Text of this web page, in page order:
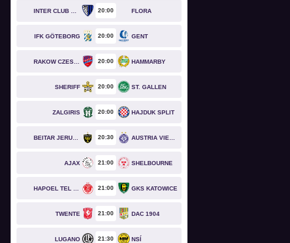
20 00 FLORA
IFK GÖTEBORG 20 00 GENT
20 00 HAMMARBY
SHERIFF 20 00 ST. GALLEN
ZALGIRIS 20 00 HAJDUK SPLIT
20 30
AJAX 21 00 SHELBOURNE
21 00 GKS KATOWICE
TWENTE 21 00 DAC 1904
LUGANO 21 30 NSÍ